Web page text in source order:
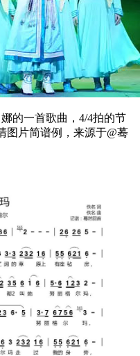
的一首歌曲，4/4拍的节
图片简谱例，来源于@蓦